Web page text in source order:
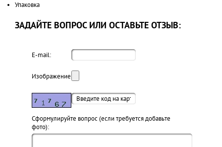
Упаковка
ЗАДАЙТЕ ВОПРОС ИЛИ ОСТАВЬТЕ ОТЗЫВ:
E-mail:
Изображение:
Cформулируйте вопрос (если требуется добавьте
фото):